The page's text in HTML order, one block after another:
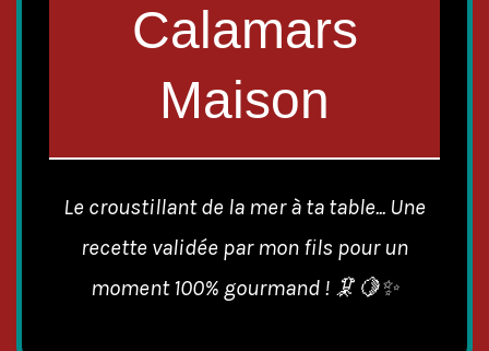
Calamars
Maison
Le croustillant de la mer à ta table... Une
recette validée par mon fils pour un
moment 100% gourmand ! 🦑🍋✨